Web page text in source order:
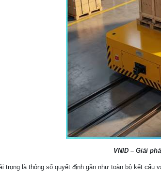
VNID – Giải
trọng là thông số quyết định gần như toàn bộ kết cấu